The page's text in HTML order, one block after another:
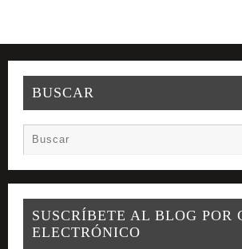
BUSCAR
SUSCRÍBETE AL BLOG POR
ELECTRÓNICO